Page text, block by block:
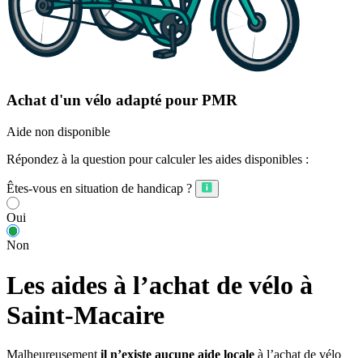
Achat d'un vélo adapté pour PMR
Aide non disponible
Répondez à la question pour calculer les aides disponibles :
Êtes-vous en situation de handicap ?
Oui
Non
Les aides à l’achat de vélo à
Saint-Macaire
Malheureusement il n’existe aucune aide locale à l’achat de vélo